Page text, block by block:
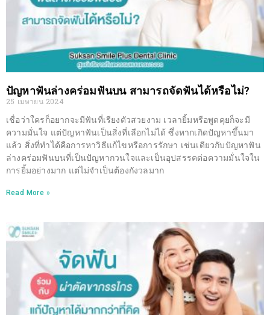
ปัญหาฟันล่างคร่อมฟันบน สามารถจัดฟันได้หรือไม่?
25 เมษายน 2024
เชื่อว่าใครก็อยากจะมีฟันที่เรียงตัวสวยงาม เวลายิ้มหรือพูดคุยก็จะมี
ความมั่นใจ แต่ปัญหาฟันเป็นสิ่งที่เลือกไม่ได้ ซึ่งหากเกิดปัญหาขึ้นมา
แล้ว สิ่งที่ทำได้คือการหาวิธีแก้ไขหรือการรักษา เช่นเดียวกับปัญหาฟัน
ล่างคร่อมฟันบนที่เป็นปัญหากวนใจและเป็นอุปสรรคต่อความมั่นใจใน
การยิ้มอย่างมาก แต่ไม่จำเป็นต้องกังวลมาก
Read More »